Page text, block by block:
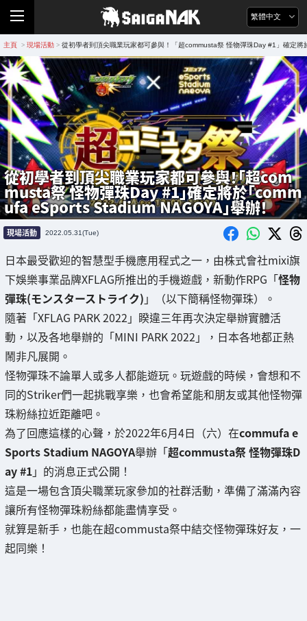
繁體中文
主頁 > 現場活動 > 從初學者到頂尖職業玩家都可參與！「超commusta祭 怪物彈珠Day #1」確定
從初學者到頂尖職業玩家都可參與！「超com
musta祭 怪物彈珠Day #1」確定將於「comm
ufa eSports Stadium NAGOYA」舉辦！
現場活動 2022.05.31(Tue)
日本最受歡迎的智慧型手機應用程式之一，由株式會社mixi旗
下娛樂事業品牌XFLAG所推出的手機遊戲，新動作RPG「怪物
彈珠(モンスターストライク) 」（以下簡稱怪物彈珠）。
隨著「XFLAG PARK 2022」睽違三年再次決定舉辦實體活
動，以及各地舉辦的「MINI PARK 2022」，日本各地都正熱
鬧非凡展開。
怪物彈珠不論單人或多人都能遊玩。玩遊戲的時候，會想和不
同的Striker們一起挑戰享樂，也會希望能和朋友或其他怪物彈
珠粉絲拉近距離吧。
為了回應這樣的心聲，於2022年6月4日（六）在commufa e
Sports Stadium NAGOYA舉辦「超commusta祭 怪物彈珠D
ay #1」的消息正式公開！
這是一場包含頂尖職業玩家參加的社群活動，準備了滿滿內容
讓所有怪物彈珠粉絲都能盡情享受。
就算是新手，也能在超commusta祭中結交怪物彈珠好友，一
起同樂！